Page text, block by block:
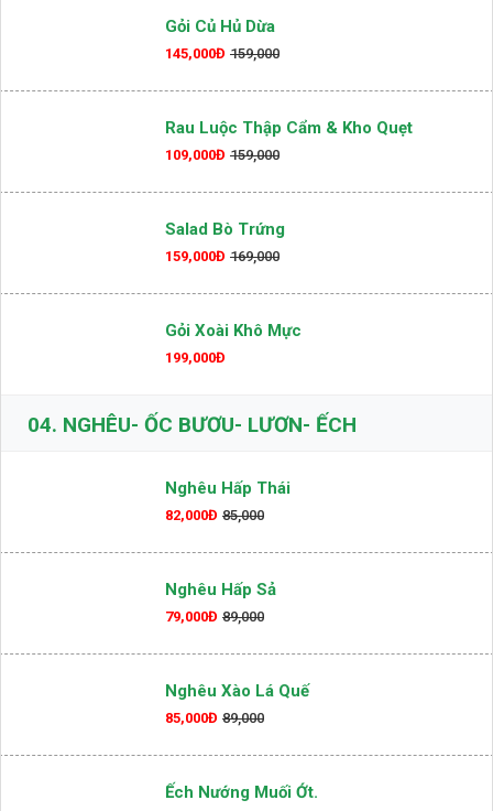
Gỏi Củ Hủ Dừa
145,000Đ 159,000
Rau Luộc Thập Cẩm & Kho Quẹt
109,000Đ 159,000
Salad Bò Trứng
159,000Đ 169,000
Gỏi Xoài Khô Mực
199,000Đ
04. NGHÊU- ỐC BƯƠU- LƯƠN- ẾCH
Nghêu Hấp Thái
82,000Đ 85,000
Nghêu Hấp Sả
79,000Đ 89,000
Nghêu Xào Lá Quế
85,000Đ 89,000
Ếch Nướng Muối Ớt.